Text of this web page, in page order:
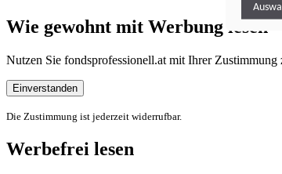
Wie gewohnt mit Werbung lesen
Nutzen Sie fondsprofessionell.at mit Ihrer
Einverstanden
Die Zustimmung ist jederzeit widerrufbar.
Werbefrei lesen